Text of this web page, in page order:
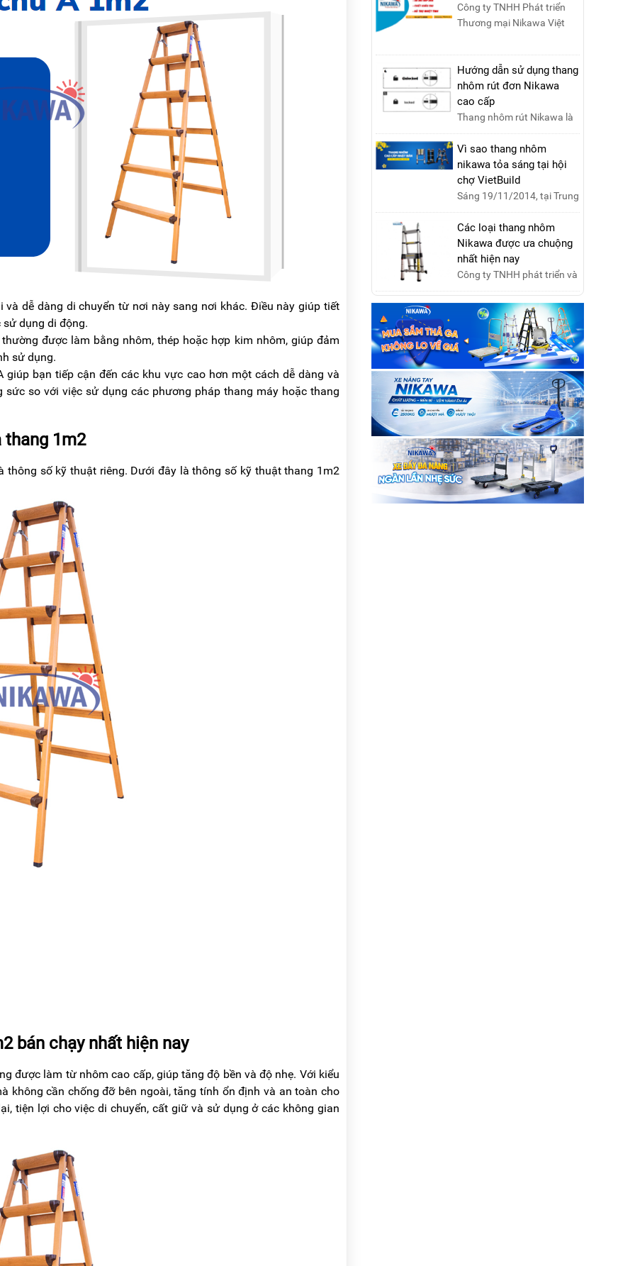
và dễ dàng di chuyển từ nơi này sang nơi khác. Điều này giúp tiết
dụng di động.
được làm bằng nhôm, thép hoặc hợp kim nhôm, giúp đảm
sử dụng.
giúp bạn tiếp cận đến các khu vực cao hơn một cách dễ dàng và
so với việc sử dụng các phương pháp thang máy hoặc thang
1m2
số kỹ thuật riêng. Dưới đây là thông số kỹ thuật thang 1m2
bán chạy nhất hiện nay
được làm từ nhôm cao cấp, giúp tăng độ bền và độ nhẹ. Với kiểu
không cần chống đỡ bên ngoài, tăng tính ổn định và an toàn cho
tiện lợi cho việc di chuyển, cất giữ và sử dụng ở các không gian
Công ty TNHH Phát triển
Thương mại Nikawa Việt
độc quyền sản phẩm
thang....
Hướng dẫn sử dụng thang
nhôm rút đơn Nikawa
cao cấp
Thang nhôm rút Nikawa là
sản phẩm của tập đoàn
Nikawa CORP Nhật Bản với
các tính năng an toàn, ....
Vì sao thang nhôm
nikawa tỏa sáng tại hội
chợ VietBuild
Sáng 19/11/2014, tại Trung
tâm Hội chợ Triển lãm Việt
Nam, Hà Nội, đã diễn ra lễ
khai mạc “Triể....
Các loại thang nhôm
Nikawa được ưa chuộng
nhất hiện nay
Công ty TNHH phát triển và
thương mại Nikawa Việt
Nam xin kính chào quý
khách ! Hiện tại công t....